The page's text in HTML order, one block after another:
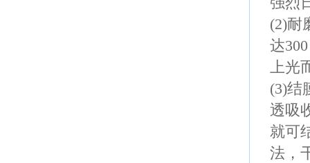
(2)耐
达300
上光
(3)结
透吸
就可
法，